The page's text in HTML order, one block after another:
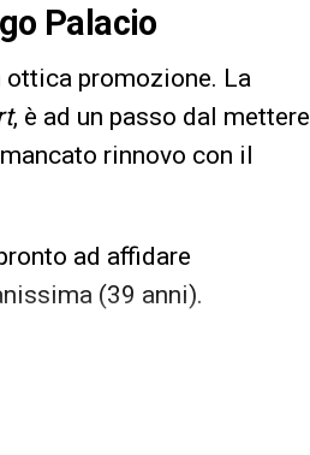
Palacio
ottica promozione. La
, è ad un passo dal mettere
rinnovo con il
ad affidare
(39 anni).